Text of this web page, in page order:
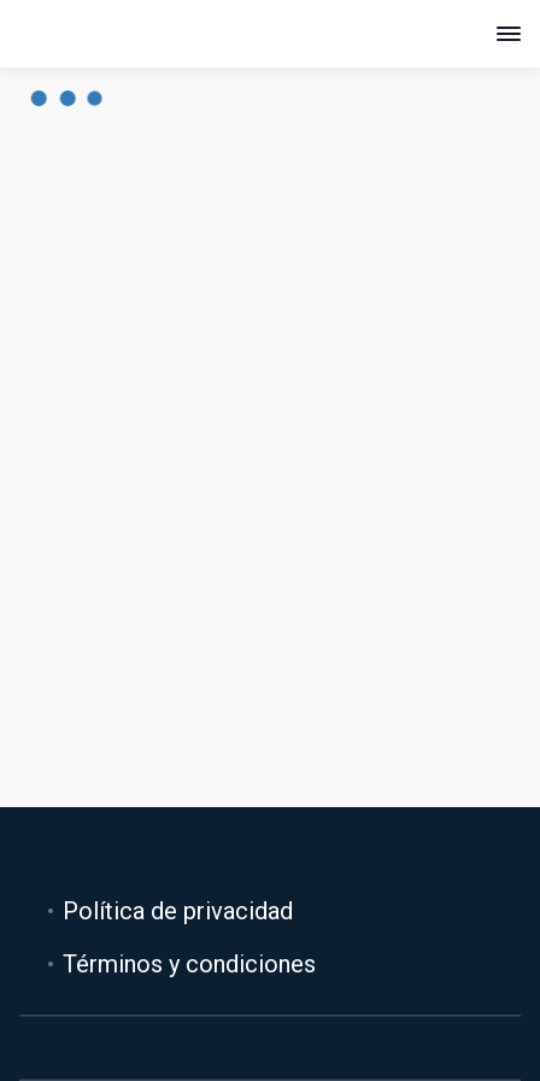
Política de privacidad
Términos y condiciones